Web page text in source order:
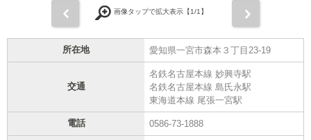
画像タップで拡大表示【1/1】
所在地 愛知県一宮市森本３丁目23-19
交通
名鉄名古屋本線 妙興寺駅
名鉄名古屋本線 島氏永駅
東海道本線 尾張一宮駅
電話 0586-73-1888